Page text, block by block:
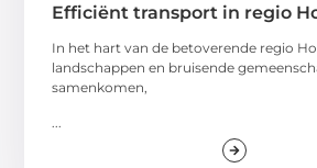
Efficiënt transport in regio
In het hart van de betoverende regio
landschappen en bruisende
samenkomen,
...